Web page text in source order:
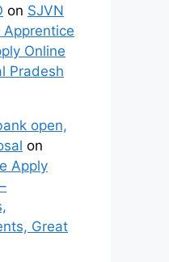
on SJVN
Apprentice
Online
Pradesh
open,
on
Apply
Great